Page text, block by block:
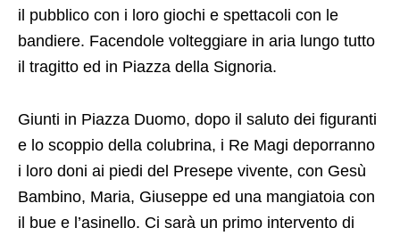
il pubblico con i loro giochi e spettacoli con le
bandiere. Facendole volteggiare in aria lungo tutto
il tragitto ed in Piazza della Signoria.
Giunti in Piazza Duomo, dopo il saluto dei figuranti
e lo scoppio della colubrina, i Re Magi deporranno
i loro doni ai piedi del Presepe vivente, con Gesù
Bambino, Maria, Giuseppe ed una mangiatoia con
il bue e l’asinello. Ci sarà un primo intervento di